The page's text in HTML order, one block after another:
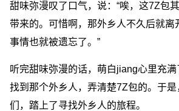
甜味弥漫叹了口气，说：“唉，这7Z包
带来的。可惜啊，那外乡人不久后就离
事情也就被遗忘了。”
听完甜味弥漫的话，萌白jiang心里充
找到那个外乡人，弄清楚7Z包的。于
们，踏上了寻找外乡人的旅程。